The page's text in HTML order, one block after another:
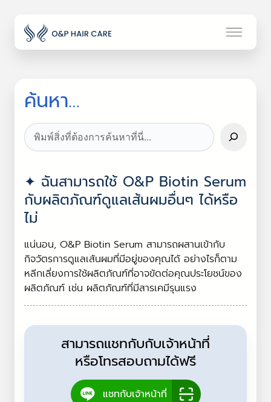
ค้นหา…
Search
ฉันสามารถใช้ O&P Biotin Serum
กับผลิตภัณฑ์ดูแลเส้นผมอื่นๆ ได้หรือ
ไม่
แน่นอน, O&P Biotin Serum สามารถผสานเข้ากับ
กิจวัตรการดูแลเส้นผมที่มีอยู่ของคุณได้ อย่างไรก็ตาม
หลีกเลี่ยงการใช้ผลิตภัณฑ์ที่อาจขัดต่อคุณประโยชน์ของ
ผลิตภัณฑ์ เช่น ผลิตภัณฑ์ที่มีสารเคมีรุนแรง
สามารถแชทกับกับเจ้าหน้าที่
หรือโทรสอบถามได้ฟรี
แชทกับเจ้าหน้าที่